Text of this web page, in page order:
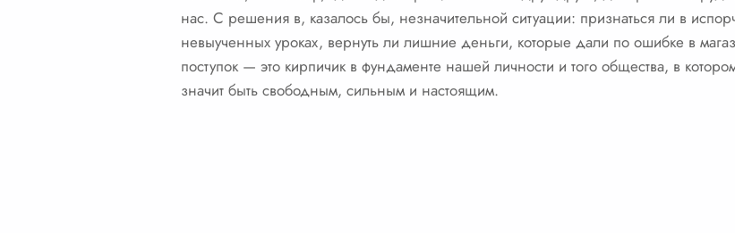
нас. С решения в, казалось бы, незначительной ситуации: признаться ли в
невыученных уроках, вернуть ли лишние деньги, которые дали по ошибке в
поступок — это кирпичик в фундаменте нашей личности и того общества, в
значит быть свободным, сильным и настоящим.